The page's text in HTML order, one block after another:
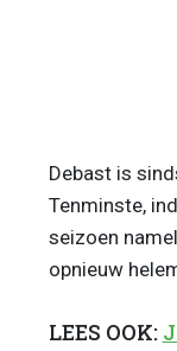
Debast is
Tenminste,
seizoen
opnieuw
LEES OOK: